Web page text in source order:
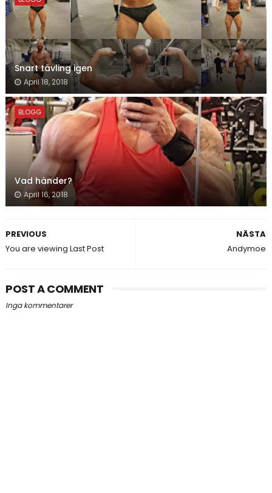
Snart tävling igen
April 18, 2018
BLOGG
Vad händer?
April 16, 2018
NÄSTA
Andymoe
PREVIOUS
You are viewing Last Post
POST A COMMENT
Inga kommentarer